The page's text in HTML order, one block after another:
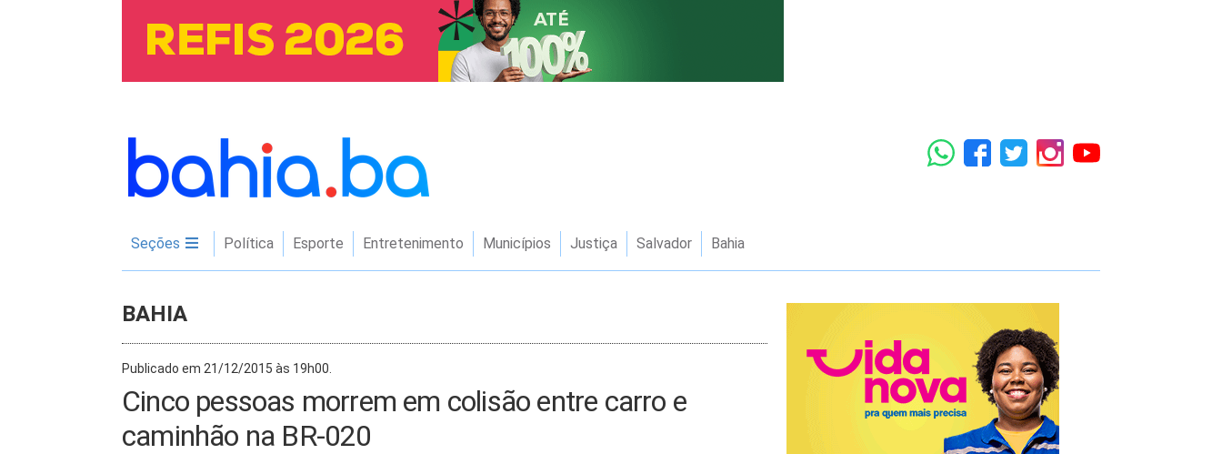
Seções Política Esporte Entretenimento Municípios Justiça Salvador Bahia
BAHIA
Publicado em 21/12/2015 às 19h00.
Cinco pessoas morrem em colisão entre carro e
caminhão na BR-020